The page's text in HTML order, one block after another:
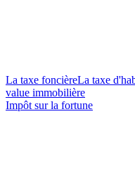
La taxe foncièreLa taxe
value immobilière
Impôt sur la fortune